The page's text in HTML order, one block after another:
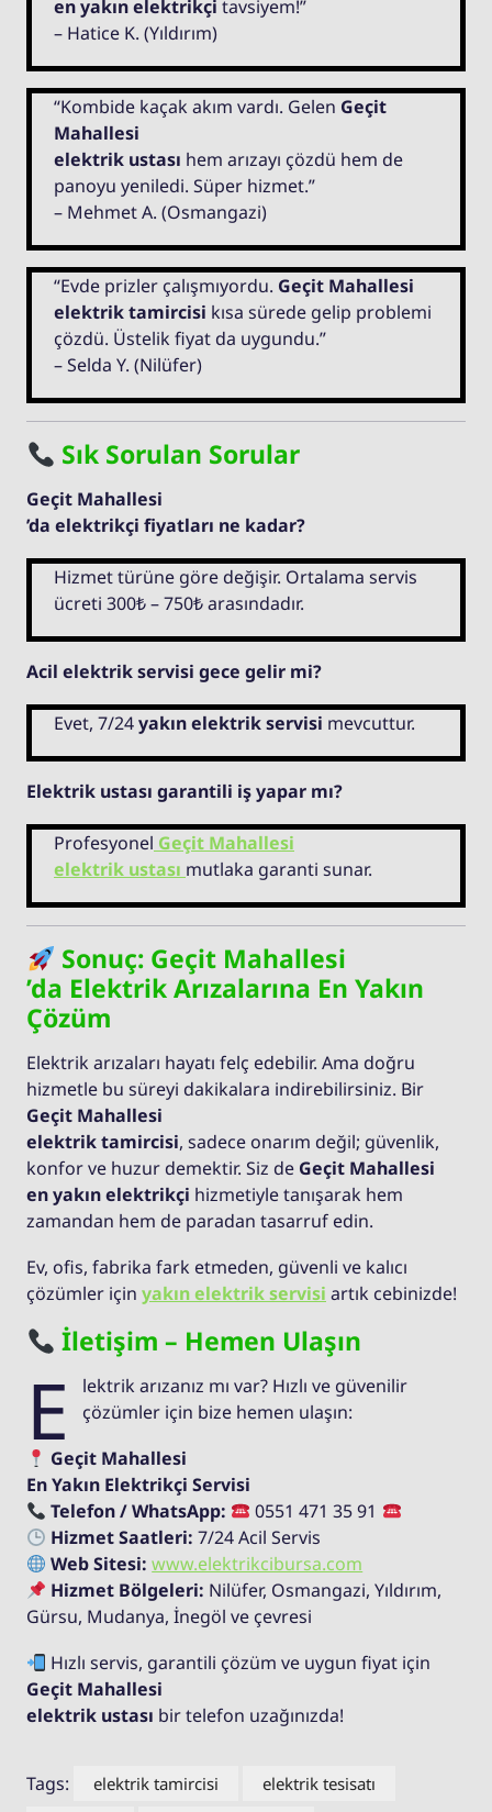
en yakın elektrikçi tavsiyem!”
– Hatice K. (Yıldırım)
“Kombide kaçak akım vardı. Gelen Geçit
Mahallesi
elektrik ustası hem arızayı çözdü hem de
panoyu yeniledi. Süper hizmet.”
– Mehmet A. (Osmangazi)
“Evde prizler çalışmıyordu. Geçit Mahallesi
elektrik tamircisi kısa sürede gelip problemi
çözdü. Üstelik fiyat da uygundu.”
– Selda Y. (Nilüfer)
Sık Sorulan Sorular
Geçit Mahallesi
’da elektrikçi fiyatları ne kadar?
Hizmet türüne göre değişir. Ortalama servis
ücreti 300₺ – 750₺ arasındadır.
Acil elektrik servisi gece gelir mi?
Evet, 7/24yakın elektrik servisi mevcuttur.
Elektrik ustası garantili iş yapar mı?
Profesyonel Geçit Mahallesi
elektrik ustası mutlaka garanti sunar.
Sonuç: Geçit Mahallesi
’da Elektrik Arızalarına En Yakın
Çözüm
Elektrik arızaları hayatı felç edebilir. Ama doğru
hizmetle bu süreyi dakikalara indirebilirsiniz. Bir
Geçit Mahallesi
elektrik tamircisi, sadece onarım değil; güvenlik,
konfor ve huzur demektir. Siz de Geçit Mahallesi
en yakın elektrikçi hizmetiyle tanışarak hem
zamandan hem de paradan tasarruf edin.
Ev, ofis, fabrika fark etmeden, güvenli ve kalıcı
çözümler için yakın elektrik servisi artık cebinizde!
İletişim – Hemen Ulaşın
E
lektrik arızanız mı var? Hızlı ve güvenilir
çözümler için bize hemen ulaşın:
Geçit Mahallesi
En Yakın Elektrikçi Servisi
Telefon / WhatsApp:
0551 471 35 91
Hizmet Saatleri: 7/24 Acil Servis
Web Sitesi: www.elektrikcibursa.com
Hizmet Bölgeleri: Nilüfer, Osmangazi, Yıldırım,
Gürsu, Mudanya, İnegöl ve çevresi
Hızlı servis, garantili çözüm ve uygun fiyat için
Geçit Mahallesi
elektrik ustası bir telefon uzağınızda!
Tags: elektrik tamircisi
elektrik tesisatı